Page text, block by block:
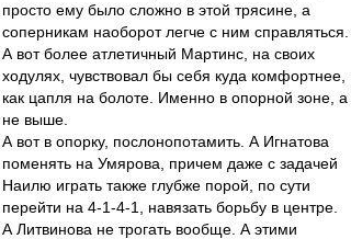
просто ему было сложно в этой трясине, а
соперникам наоборот легче с ним справляться.
А вот более атлетичный Мартинс, на своих
ходулях, чувствовал бы себя куда комфортнее,
как цапля на болоте. Именно в опорной зоне, а
не выше.
А вот в опорку, послонопотамить. А Игнатова
поменять на Умярова, причем даже с задачей
Наилю играть также глубже порой, по сути
перейти на 4-1-4-1, навязать борьбу в центре.
А Литвинова не трогать вообще. А этими